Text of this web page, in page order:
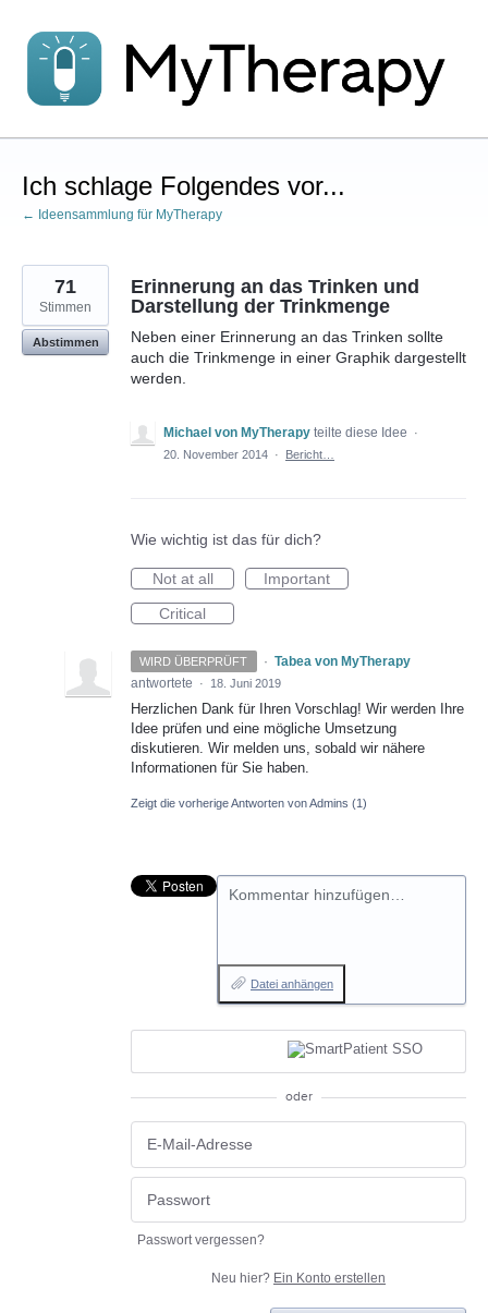
Inhalt
springen
Ich schlage Folgendes vor...
← Ideensammlung für MyTherapy
Erinnerung an das Trinken und
Darstellung der Trinkmenge
Neben einer Erinnerung an das Trinken sollte
auch die Trinkmenge in einer Graphik dargestellt
werden.
71
Stimmen
Abstimmen
Michael von MyTherapy teilte diese Idee
·
20. November 2014 · Bericht…
Wie wichtig ist das für dich?
Not at all
Important
Critical
WIRD ÜBERPRÜFT · Tabea von MyTherapy
antwortete
· 18. Juni 2019
Herzlichen Dank für Ihren Vorschlag! Wir werden Ihre
Idee prüfen und eine mögliche Umsetzung
diskutieren. Wir melden uns, sobald wir nähere
Informationen für Sie haben.
Zeigt die vorherige Antworten von Admins (1)
Kommentar hinzufügen…
Datei anhängen
oder
Passwort vergessen?
Neu hier? Ein Konto erstellen